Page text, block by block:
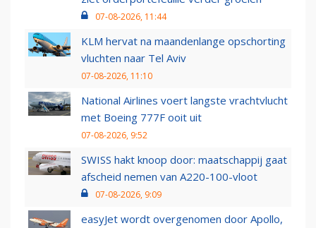
07-08-2026, 11:44
KLM hervat na maandenlange opschorting
vluchten naar Tel Aviv
07-08-2026, 11:10
National Airlines voert langste vrachtvlucht
met Boeing 777F ooit uit
07-08-2026, 9:52
SWISS hakt knoop door: maatschappij gaat
afscheid nemen van A220-100-vloot
07-08-2026, 9:09
easyJet wordt overgenomen door Apollo,